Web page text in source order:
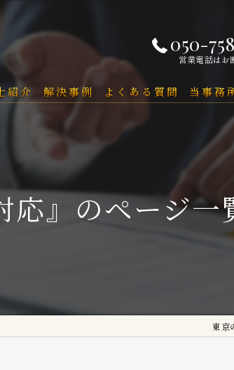
050-
営業電話はお
紹介 解決事例 よくある質問 当事務
中国人
民事
刑事
企業
外国
応』のページ一
東京